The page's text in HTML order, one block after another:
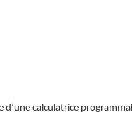
calculatrice